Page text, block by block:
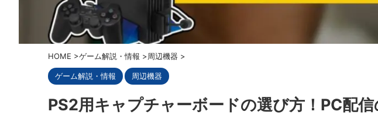
HOME >ゲーム解説・情報 >周辺機器 >
ゲーム解説・情報 周辺機器
PS2用キャプチャーボードの選び方！PC配